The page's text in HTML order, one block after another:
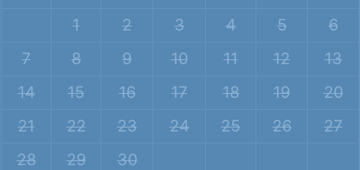
1 2 3 4 5
6
7
8 9 10 11 12
13
14
15 16 17 18 19
20
21
22 23 24 25 26
27
28
29 30